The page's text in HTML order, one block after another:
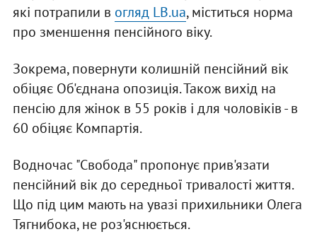
які потрапили в огляд LB.ua, міститься норма
про зменшення пенсійного віку.
Зокрема, повернути колишній пенсійний вік
обіцяє Об'єднана опозиція. Також вихід на
пенсію для жінок в 55 років і для чоловіків - в
60 обіцяє Компартія.
Водночас "Свобода" пропонує прив'язати
пенсійний вік до середньої тривалості життя.
Що під цим мають на увазі прихильники Олега
Тягнибока, не роз'яснюється.